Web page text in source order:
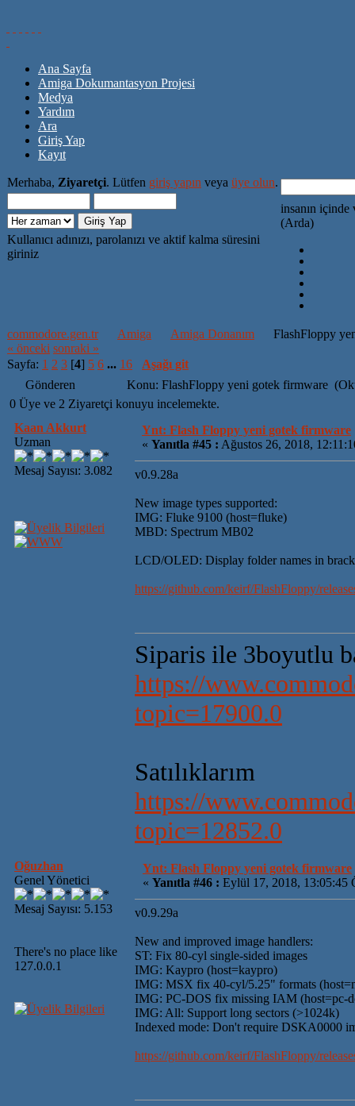
Ana Sayfa
Amiga Dokumantasyon Projesi
Medya
Yardım
Ara
Giriş Yap
Kayıt
Merhaba, Ziyaretçi. Lütfen giriş yapın veya üye olun.
Kullanıcı adınızı, parolanızı ve aktif kalma süresini
giriniz
insanın içinde
(Arda)
commodore.gen.tr Amiga Amiga Donanım
FlashFloppy
« önceki sonraki »
Sayfa: 1 2 3 [4] 5 6 ... 16
Aşağı git
Gönderen
Konu: FlashFloppy yeni gotek firmware
0 Üye ve 2 Ziyaretçi konuyu incelemekte.
Kaan Akkurt
Uzman
Mesaj Sayısı: 3.082
Ynt: Flash Floppy yeni gotek firmware
« Yanıtla #45 : Ağustos 26, 2018,
v0.9.28a
New image types supported:
IMG: Fluke 9100 (host=fluke)
MBD: Spectrum MB02
LCD/OLED: Display folder names in
https://github.com/keirf/FlashFloppy/
Siparis ile 3boyutlu
https://
topic=17900.0
Satılıklarım
https://
topic=12852.0
Oğuzhan
Genel Yönetici
Mesaj Sayısı: 5.153
There's no place like
127.0.0.1
Ynt: Flash Floppy yeni gotek firmware
« Yanıtla #46 : Eylül 17, 2018, 13:05:45
v0.9.29a
New and improved image handlers:
ST: Fix 80-cyl single-sided images
IMG: Kaypro (host=kaypro)
IMG: MSX fix 40-cyl/5.25" formats
IMG: PC-DOS fix missing IAM (host=pc-
IMG: All: Support long sectors (>1024k)
Indexed mode: Don't require DSKA0000
https://github.com/keirf/FlashFloppy/